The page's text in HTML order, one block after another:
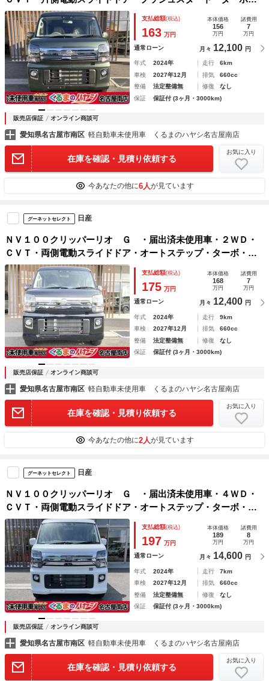
シートヒーター・ＵＳＢ電源ソケット・ハイルーフ・フォグラ
ンプ・ＬＥＤヘッドライト・アルミホイール
支払総額(税込)
163 万円
本体価格
156
万円
諸費用
7
万円
通常ローン 月々 12,100 円
年式 2024年 走行
6km
車検
2027年12月 排気
660cc
整備
法定整備無 修復
なし
保証
保証付 (3ヶ月・3000km)
販売店保証 オンライン商談可
愛知県名古屋市南区 軽自動車未使用車 くるまのハヤシ名古屋南店
在庫を確認・見積り依頼する
お気に入り
今あなたの他に6人が見ています
グーネットセレクト 日産
ＮＶ１００クリッパーリオ Ｇ ・届出済未使用車・２ＷＤ・
ＣＶＴ・両側電動スライドドア・オートステップ・ターボ・シ
ートヒーター・ＵＳＢ電源ソケット・ハイルーフ・フォグラン
プ・ＬＥＤヘッドライト・アルミホイール
支払総額(税込)
175 万円
本体価格
168
万円
諸費用
7
万円
通常ローン 月々 12,400 円
年式 2024年 走行
9km
車検
2027年12月 排気
660cc
整備
法定整備無 修復
なし
保証
保証付 (3ヶ月・3000km)
販売店保証 オンライン商談可
愛知県名古屋市南区 軽自動車未使用車 くるまのハヤシ名古屋南店
在庫を確認・見積り依頼する
お気に入り
今あなたの他に2人が見ています
グーネットセレクト 日産
ＮＶ１００クリッパーリオ Ｇ ・届出済未使用車・４ＷＤ・
ＣＶＴ・両側電動スライドドア・オートステップ・ターボ・シ
ートヒーター・ＵＳＢ電源ソケット・ハイルーフ・フォグラン
プ・ＬＥＤヘッドライト・アルミホイール
支払総額(税込)
197 万円
本体価格
189
万円
諸費用
8
万円
通常ローン 月々 14,600 円
年式 2024年 走行
7km
車検
2027年12月 排気
660cc
整備
法定整備無 修復
なし
保証
保証付 (3ヶ月・3000km)
販売店保証 オンライン商談可
愛知県名古屋市南区 軽自動車未使用車 くるまのハヤシ名古屋南店
在庫を確認・見積り依頼する
お気に入り